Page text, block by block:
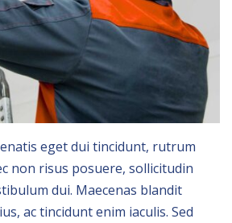
eget dui tincidunt, rutrum
non risus posuere, sollicitudin
dui. Maecenas blandit
ac tincidunt enim iaculis. Sed